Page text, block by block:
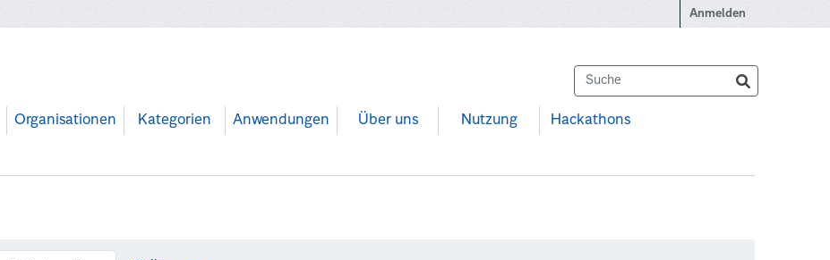
Anmelden
Organisationen Kategorien Anwendungen Über uns Nutzung Hackathons